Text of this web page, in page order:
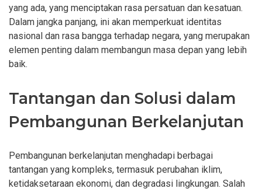
yang ada, yang menciptakan rasa persatuan dan kesatuan.
Dalam jangka panjang, ini akan memperkuat identitas
nasional dan rasa bangga terhadap negara, yang merupakan
elemen penting dalam membangun masa depan yang lebih
baik.
Tantangan dan Solusi dalam
Pembangunan Berkelanjutan
Pembangunan berkelanjutan menghadapi berbagai
tantangan yang kompleks, termasuk perubahan iklim,
ketidaksetaraan ekonomi, dan degradasi lingkungan. Salah